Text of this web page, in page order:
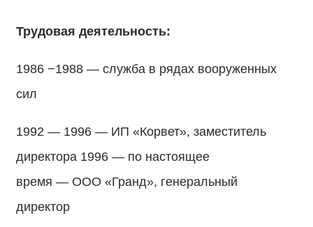
Трудовая деятельность:
1986 −1988 — служба в рядах вооруженных
сил
1992 — 1996 — ИП «Корвет», заместитель
ди⁠ректора 1996 — по настоящее
время — ООО «Гранд», генеральный
ди⁠ректор